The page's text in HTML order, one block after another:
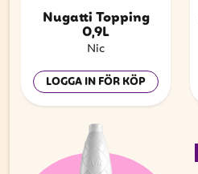
Nugatti Topping
0,9L
Nic
LOGGA IN FÖR KÖP